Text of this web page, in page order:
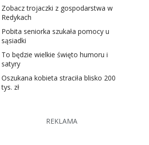
Zobacz trojaczki z gospodarstwa w
Redykach
Pobita seniorka szukała pomocy u
sąsiadki
To będzie wielkie święto humoru i
satyry
Oszukana kobieta straciła blisko 200
tys. zł
REKLAMA